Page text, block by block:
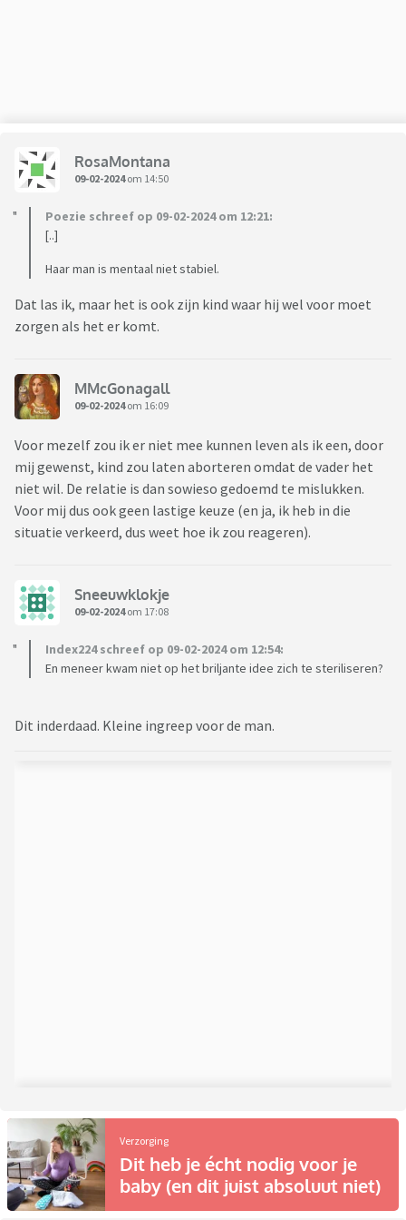
RosaMontana
09-02-2024om 14:50
Poezie schreef op 09-02-2024 om 12:21:
[..]
Haar man is mentaal niet stabiel.
Dat las ik, maar het is ook zijn kind waar hij wel voor moet
zorgen als het er komt.
MMcGonagall
09-02-2024om 16:09
Voor mezelf zou ik er niet mee kunnen leven als ik een, door
mij gewenst, kind zou laten aborteren omdat de vader het
niet wil. De relatie is dan sowieso gedoemd te mislukken.
Voor mij dus ook geen lastige keuze (en ja, ik heb in die
situatie verkeerd, dus weet hoe ik zou reageren).
Sneeuwklokje
09-02-2024om 17:08
Index224 schreef op 09-02-2024 om 12:54:
En meneer kwam niet op het briljante idee zich te steriliseren?
Dit inderdaad. Kleine ingreep voor de man.
Verzorging
Dit heb je écht nodig voor je
baby (en dit juist absoluut niet)